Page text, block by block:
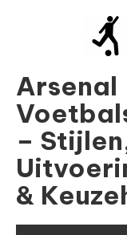
Arsenal
–
&